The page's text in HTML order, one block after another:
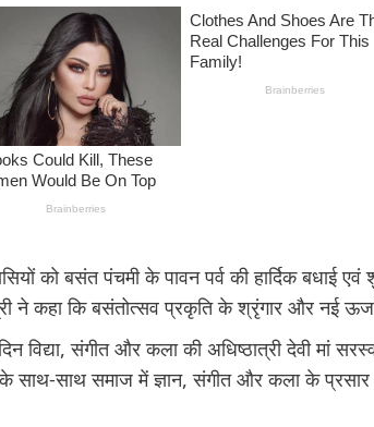
को बसंत पंचमी के पावन पर्व की हार्दिक बधाई
ने कहा कि बसंतोत्सव प्रकृति के श्रृंगार और नई
विद्या, संगीत और कला की अधिष्ठात्री देवी मां
साथ-साथ समाज में ज्ञान, संगीत और कला के प्रसार